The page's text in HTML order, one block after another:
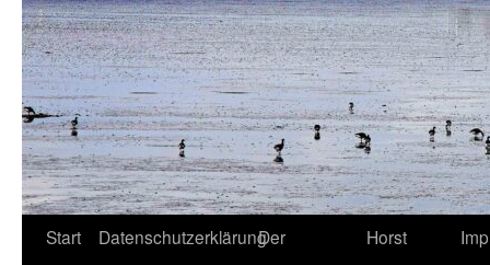
Start DatenschutzerklärungDer
Horst